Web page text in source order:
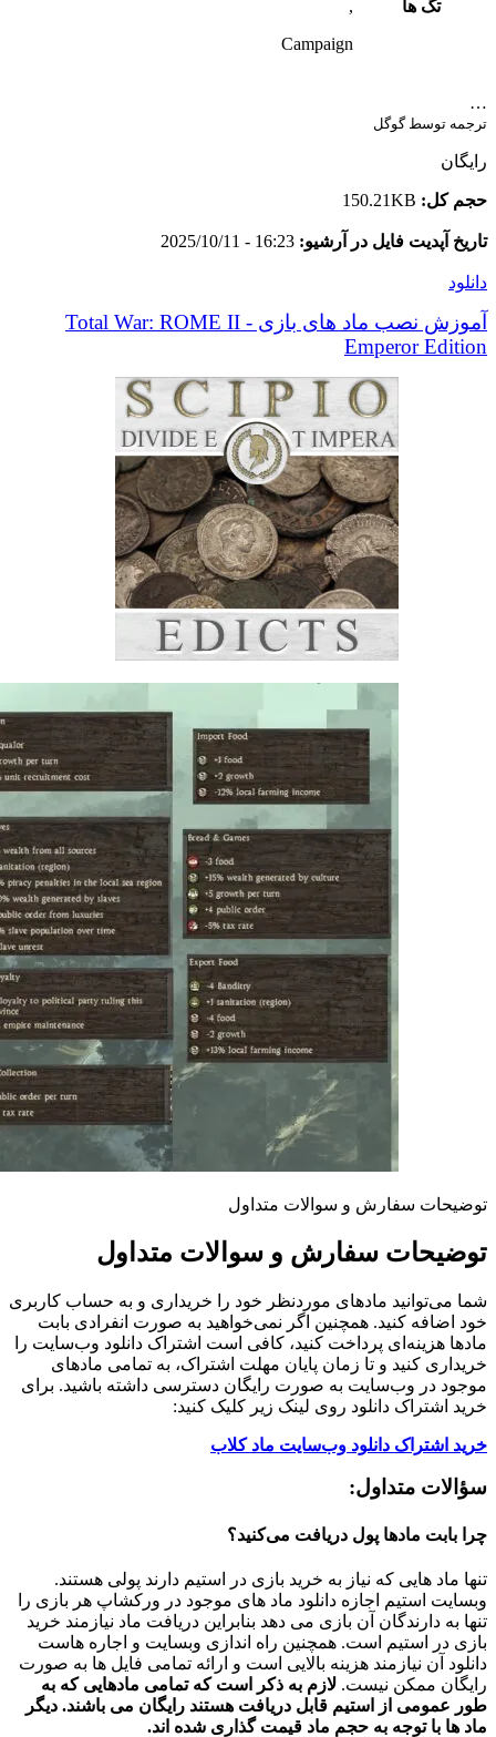
تگ ها
,
Campaign
…
ترجمه توسط گوگل
رایگان
حجم کل: 150.21KB
تاریخ آپدیت فایل در آرشیو: 16:23 - 2025/10/11
دانلود
آموزش نصب ماد های بازی Total War: ROME II -
Emperor Edition
توضیحات سفارش و سوالات متداول
توضیحات سفارش و سوالات متداول
شما می‌توانید مادهای موردنظر خود را خریداری و به حساب کاربری
خود اضافه کنید. همچنین اگر نمی‌خواهید به صورت انفرادی بابت
مادها هزینه‌ای پرداخت کنید، کافی است اشتراک دانلود وب‌سایت را
خریداری کنید و تا زمان پایان مهلت اشتراک، به تمامی مادهای
موجود در وب‌سایت به صورت رایگان دسترسی داشته باشید. برای
خرید اشتراک دانلود روی لینک زیر کلیک کنید:
خرید اشتراک دانلود وب‌سایت ماد کلاب
سؤالات متداول:
چرا بابت مادها پول دریافت می‌کنید؟
تنها ماد هایی که نیاز به خرید بازی در استیم دارند پولی هستند.
وبسایت استیم اجازه دانلود ماد های موجود در ورکشاپ هر بازی را
تنها به دارندگان آن بازی می دهد بنابراین دریافت ماد نیازمند خرید
بازی در استیم است. همچنین راه اندازی وبسایت و اجاره هاست
دانلود آن نیازمند هزینه بالایی است و ارائه تمامی فایل ها به صورت
رایگان ممکن نیست. لازم به ذکر است که تمامی مادهایی که به
طور عمومی از استیم قابل دریافت هستند رایگان می باشند. دیگر
ماد ها با توجه به حجم ماد قیمت گذاری شده اند.